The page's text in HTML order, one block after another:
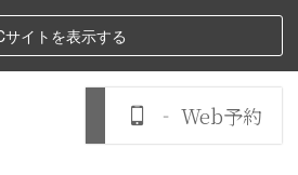
サイトを表示する
‐ Web予約